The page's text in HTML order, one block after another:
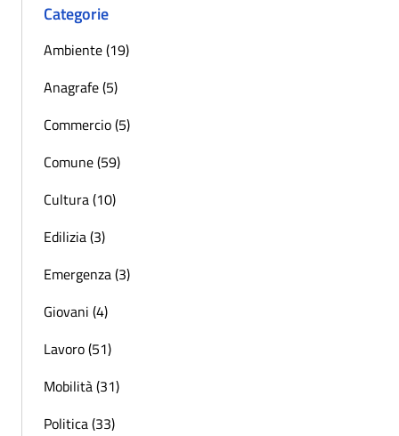
Categorie
Ambiente (19)
Anagrafe (5)
Commercio (5)
Comune (59)
Cultura (10)
Edilizia (3)
Emergenza (3)
Giovani (4)
Lavoro (51)
Mobilità (31)
Politica (33)